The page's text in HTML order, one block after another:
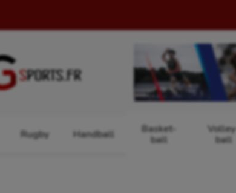
Rugby Handball
Basket-
ball
Volley-
ball